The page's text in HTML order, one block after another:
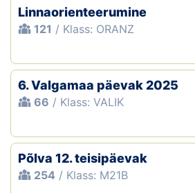
Linnaorienteerumine
121 / Klass: ORANZ
6. Valgamaa päevak 2025
66 / Klass: VALIK
Põlva 12. teisipäevak
254 / Klass: M21B